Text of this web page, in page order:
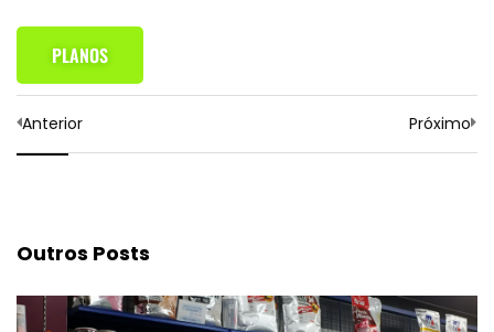
PLANOS
Anterior Próximo
Outros Posts